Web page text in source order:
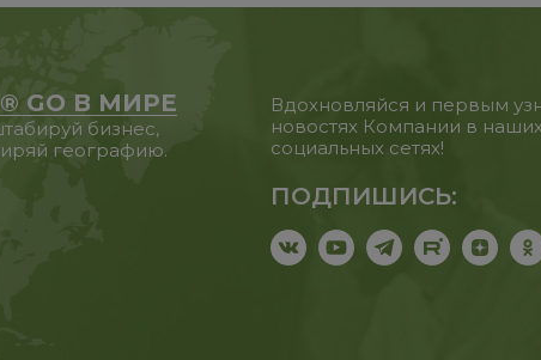
GO В МИРЕ
бизнес,
географию.
Вдохновляйся и первым
новостях Компании в
социальных сетях!
ПОДПИШИСЬ: